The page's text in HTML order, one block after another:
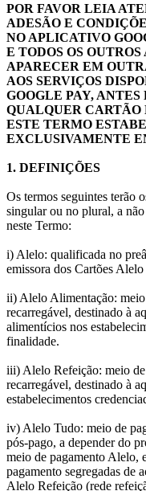
POR FAVOR LEIA
ADESÃO E
NO APLICATIVO
E TODOS OS
APARECER EM
AOS SERVIÇOS
GOOGLE PAY,
QUALQUER CARTÃO
ESTE TERMO
EXCLUSIVAMENTE
1. DEFINIÇÕES
Os termos seguintes terão
singular ou no plural, a
neste Termo:
i) Alelo: qualificada no
emissora dos Cartões
ii) Alelo Alimentação:
recarregável, destinado à
alimentícios nos
finalidade.
iii) Alelo Refeição: meio
recarregável, destinado à
estabelecimentos
iv) Alelo Tudo: meio de
pós-pago, a depender do
meio de pagamento Alelo,
pagamento segregadas de
Alelo Refeição (rede